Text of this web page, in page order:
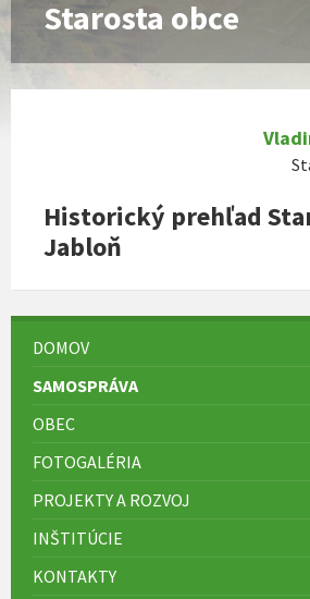
Starosta obce
Historický prehľad
Jabloň
DOMOV
SAMOSPRÁVA
OBEC
FOTOGALÉRIA
PROJEKTY A ROZVOJ
INŠTITÚCIE
KONTAKTY